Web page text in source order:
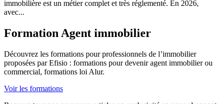
immobilière est un métier complet et très réglementé. En 2026,
avec...
Formation Agent immobilier
Découvrez les formations pour professionnels de l’immobilier
proposées par Efisio : formations pour devenir agent immobilier ou
commercial, formations loi Alur.
Voir les formations